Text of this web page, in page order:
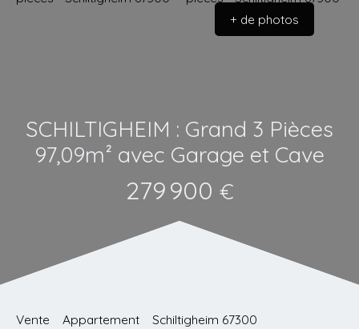
+ de photos
SCHILTIGHEIM : Grand 3 Pièces
97,09m² avec Garage et Cave
279 900 €
Vente Appartement
Schiltigheim 67300